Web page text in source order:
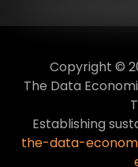
Copyright ©
The Data
Establishing
the-data-